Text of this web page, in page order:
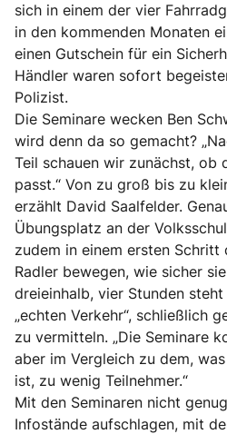
sich in einem der vier
in den kommenden Monaten
einen Gutschein für ein
Händler waren sofort
Polizist.
Die Seminare wecken Ben
wird denn da so gemacht?
Teil schauen wir zunächst, ob
passt.“ Von zu groß bis zu
erzählt David Saalfelder.
Übungsplatz an der
zudem in einem ersten Schritt
Radler bewegen, wie sicher
dreieinhalb, vier Stunden
„echten Verkehr“, schließlich
zu vermitteln. „Die Seminare
aber im Vergleich zu dem,
ist, zu wenig Teilnehmer.“
Mit den Seminaren nicht
Infostände aufschlagen, mit